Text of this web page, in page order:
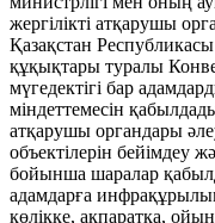
жергілікті атқарушы
Қазақстан
құқықтары туралы
мүгедектігі бар
міндеттемесін
атқарушы органдары
объектілерін бейімдеу
бойынша шаралар
адамдарға
көлікке, ақпаратқа,